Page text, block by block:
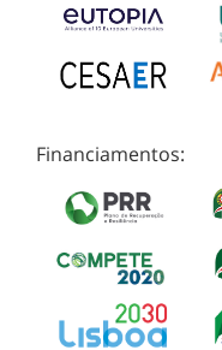
Financiamentos: